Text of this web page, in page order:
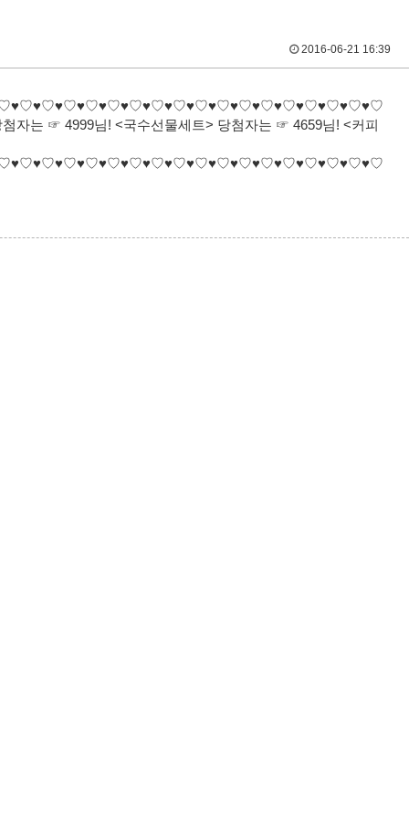
2016-06-21 16:39
자는 ☞ 4999님! <국수선물세트> 당첨자는 ☞ 4659님! <커피